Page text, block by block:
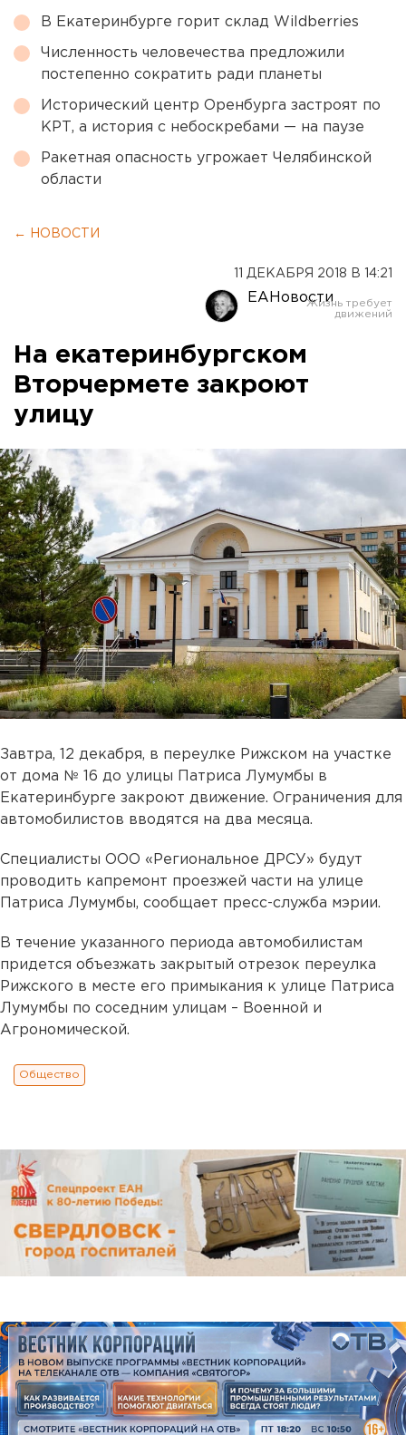
В Екатеринбурге горит склад Wildberries
Численность человечества предложили
постепенно сократить ради планеты
Исторический центр Оренбурга застроят по
КРТ, а история с небоскребами — на паузе
Ракетная опасность угрожает Челябинской
области
← НОВОСТИ
11 ДЕКАБРЯ 2018 В 14:21
ЕАНовости
На екатеринбургском
Вторчермете закроют
улицу
Завтра, 12 декабря, в переулке Рижском на участке
от дома № 16 до улицы Патриса Лумумбы в
Екатеринбурге закроют движение. Ограничения для
автомобилистов вводятся на два месяца.
Специалисты ООО «Региональное ДРСУ» будут
проводить капремонт проезжей части на улице
Патриса Лумумбы, сообщает пресс-служба мэрии.
В течение указанного периода автомобилистам
придется объезжать закрытый отрезок переулка
Рижского в месте его примыкания к улице Патриса
Лумумбы по соседним улицам – Военной и
Агрономической.
Общество